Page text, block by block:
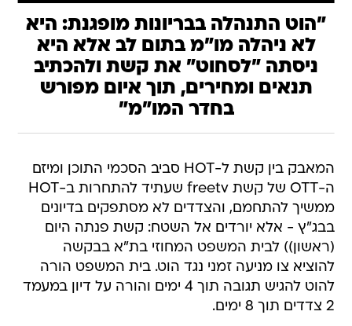
"הוט התנהלה בבריונות מופגנת: היא
לא ניהלה מו"מ בתום לב אלא היא
ניסתה "לסחוט" את קשת ולהכתיב
תנאים ומחירים, תוך איום מפורש
בחדר המו"מ"
המאבק בין קשת ל-HOT סביב הסכמי התוכן ומיזם
ה-OTT של קשת freetv שעתיד להתחרות ב-HOT
ממשיך להתחמם, והצדדים לא מסתפקים בדיונים
בבג"ץ - אלא יורדים אל השטח: קשת פנתה היום
(ראשון)) לבית המשפט המחוזי בת"א בבקשה
להוציא צו מניעה זמני נגד הוט. בית המשפט הורה
להוט להגיש תגובה תוך 4 ימים והורה על דיון במעמד
2 צדדים תוך 8 ימים.